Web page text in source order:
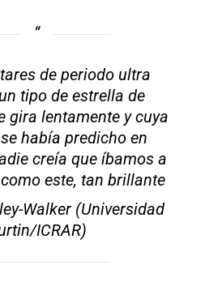
de periodo ultra
tipo de estrella de
gira lentamente y cuya
había predicho en
creía que íbamos a
este, tan brillante
Walker (Universidad
ICRAR)